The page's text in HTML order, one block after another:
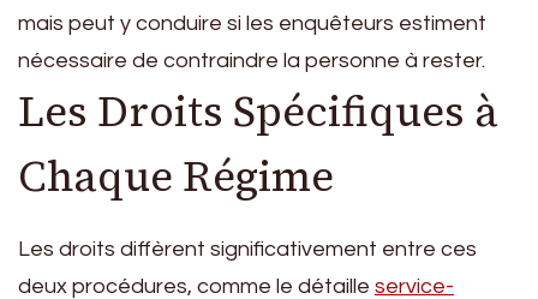
mais peut y conduire si les enquêteurs estiment
nécessaire de contraindre la personne à rester.
Les Droits Spécifiques à
Chaque Régime
Les droits diffèrent significativement entre ces
deux procédures, comme le détaille service-